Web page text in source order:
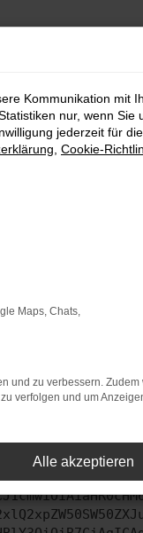
anderen
mehr unterstützt
Du kannst
Kommunikation mit
nur, wenn Sie
jederzeit für
Cookie-
Maps, Chats,
und zu verbessern. Zudem
verfolgen und um
Alle akzeptieren